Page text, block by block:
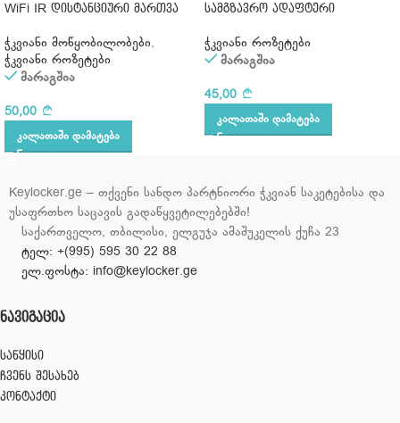
WiFi IR დისტანციური მართვა
ჭკვიანი მოწყობილობები,
ჭკვიანი როზეტები
მარაგშია
50,00
ᲙᲐᲚᲐᲗᲐᲨᲘ ᲓᲐᲛᲐᲢᲔᲑᲐ
სამგზავრო ადაფტერი
ჭკვიანი როზეტები
მარაგშია
45,00
ᲙᲐᲚᲐᲗᲐᲨᲘ ᲓᲐᲛᲐᲢᲔᲑᲐ
Keylocker.ge – თქვენი სანდო პარტნიორი ჭკვიან საკეტებისა და
უსაფრთხო საცავის გადაწყვეტილებებში!
საქართველო, თბილისი, ელგუჯა ამაშუკელის ქუჩა 23
ტელ: +(995) 595 30 22 88
ელ.ფოსტა: info@keylocker.ge
ᲜᲐᲕᲘᲒᲐᲪᲘᲐ
საწყისი
ჩვენს შესახებ
კონტაქტი